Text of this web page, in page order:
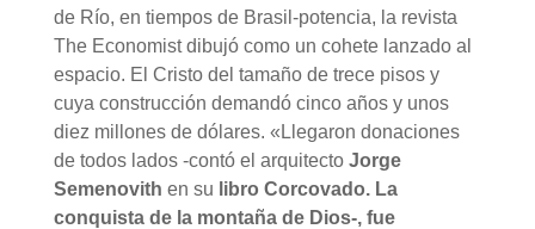
de Río, en tiempos de Brasil-potencia, la revista
The Economist dibujó como un cohete lanzado al
espacio. El Cristo del tamaño de trece pisos y
cuya construcción demandó cinco años y unos
diez millones de dólares. «Llegaron donaciones
de todos lados -contó el arquitecto Jorge
Semenovith en su libro Corcovado. La
conquista de la montaña de Dios-, fue